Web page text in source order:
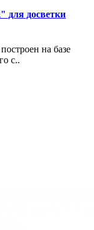
для досветки
на базе
с..